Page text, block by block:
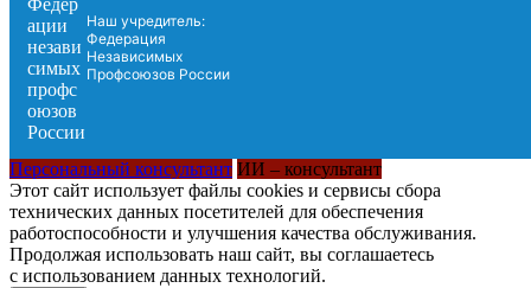
Наш учредитель:
Федерация
Независимых
Профсоюзов России
Персональный консультант ИИ – консультант
Этот сайт использует файлы cookies и сервисы сбора
технических данных посетителей для обеспечения
работоспособности и улучшения качества обслуживания.
Продолжая использовать наш сайт, вы соглашаетесь
с использованием данных технологий.